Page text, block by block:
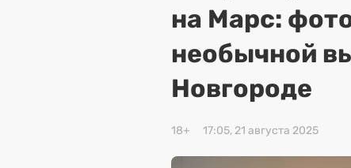
на Марс:
необычной
Новгороде
18+ 17:05, 21 августа 2025